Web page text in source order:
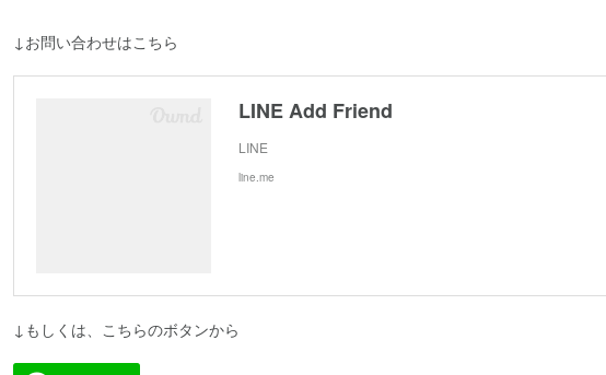
↓お問い合わせはこちら
LINE Add Friend
LINE
line.me
↓もしくは、こちらのボタンから